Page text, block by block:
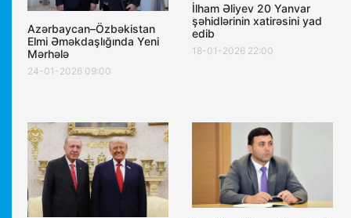
Azərbaycan–Özbəkistan
Elmi Əməkdaşlığında Yeni
Mərhələ
24-01-2026 09:00
İlham Əliyev 20 Yanvar
şəhidlərinin xatirəsini yad
edib
18-01-2026 22:00